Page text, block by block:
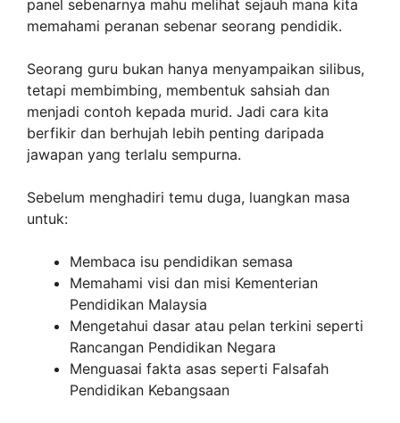
panel sebenarnya mahu melihat sejauh mana kita
memahami peranan sebenar seorang pendidik.
Seorang guru bukan hanya menyampaikan silibus,
tetapi membimbing, membentuk sahsiah dan
menjadi contoh kepada murid. Jadi cara kita
berfikir dan berhujah lebih penting daripada
jawapan yang terlalu sempurna.
Sebelum menghadiri temu duga, luangkan masa
untuk:
Membaca isu pendidikan semasa
Memahami visi dan misi Kementerian
Pendidikan Malaysia
Mengetahui dasar atau pelan terkini seperti
Rancangan Pendidikan Negara
Menguasai fakta asas seperti Falsafah
Pendidikan Kebangsaan